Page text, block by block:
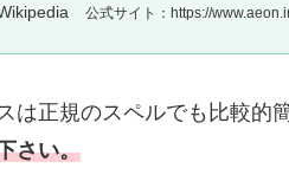
公式サイト：https://
は正規のスペルでも比較的
さい。